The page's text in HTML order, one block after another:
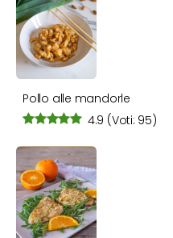
Pollo alle mandorle
4.9 (Voti: 95)